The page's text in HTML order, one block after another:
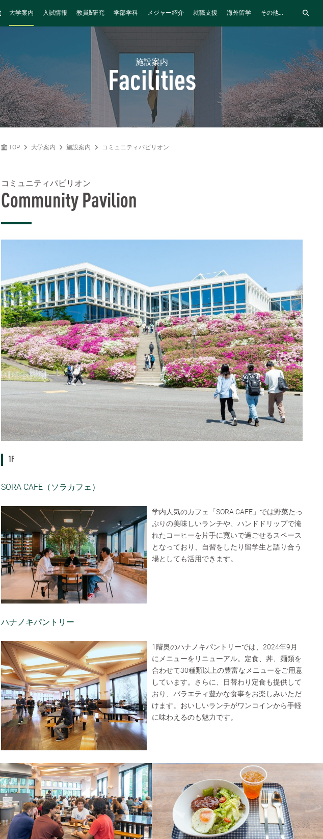
H
大学案内 入試情報 教員&研究 学部学科 メジャー紹介 就職支援 海外留学 その他...
施設案内
Facilities
TOP 大学案内 施設案内 コミュニティパビリオン
コミュニティパビリオン
Community Pavilion
1F
SORA CAFE（ソラカフェ）
学内人気のカフェ「SORA CAFE」では野菜たっ
ぷりの美味しいランチや、ハンドドリップで淹
れたコーヒーを片手に寛いで過ごせるスペース
となっており、自習をしたり留学生と語り合う
場としても活用できます。
ハナノキパントリー
1階奥のハナノキパントリーでは、2024年9月
にメニューをリニューアル。定食、丼、麺類を
合わせて30種類以上の豊富なメニューをご用意
しています。さらに、日替わり定食も提供して
おり、バラエティ豊かな食事をお楽しみいただ
けます。おいしいランチがワンコインから手軽
に味わえるのも魅力です。